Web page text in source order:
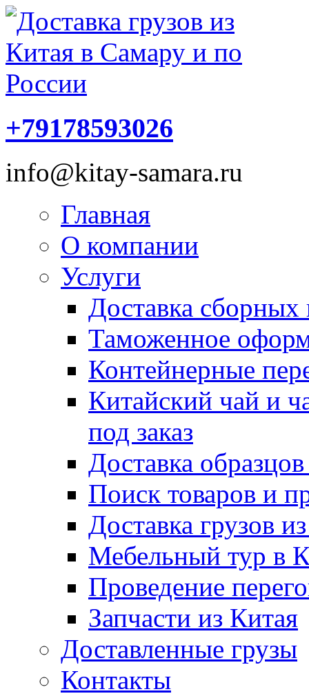
+79178593026
info@kitay-samara.ru
Главная
О компании
Услуги
Доставка сборных
Таможенное
Контейнерные
Китайский чай и
под заказ
Доставка
Поиск товаров и
Доставка грузов
Мебельный тур в
Проведение
Запчасти из Китая
Доставленные грузы
Контакты